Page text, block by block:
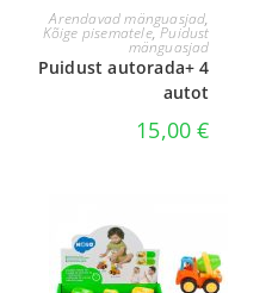
LISA KORVI
Arendavad mänguasjad,
Kõige pisematele,Puidust
mänguasjad
Puidust autorada+ 4
autot
15,00€